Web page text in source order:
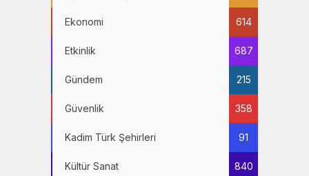
Ekonomi 614
Etkinlik 687
Gündem 215
Güvenlik 358
Kadim Türk Şehirleri 91
Kültür Sanat 840